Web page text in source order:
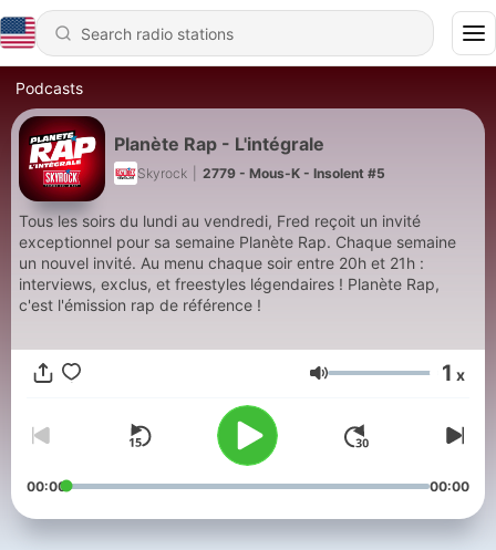
Podcasts
Planète Rap - L'intégrale
Skyrock 2779 - Mous-K - Insolent #5
Tous les soirs du lundi au vendredi, Fred reçoit un invité
exceptionnel pour sa semaine Planète Rap. Chaque semaine
un nouvel invité. Au menu chaque soir entre 20h et 21h :
interviews, exclus, et freestyles légendaires ! Planète Rap,
c'est l'émission rap de référence !
Volume 1 x
00:00 00:00